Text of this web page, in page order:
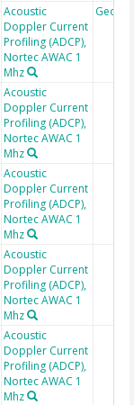
Acoustic
Doppler Current
Profiling (ADCP),
Nortec AWAC 1
Mhz
Acoustic
Doppler Current
Profiling (ADCP),
Nortec AWAC 1
Mhz
Acoustic
Doppler Current
Profiling (ADCP),
Nortec AWAC 1
Mhz
Acoustic
Doppler Current
Profiling (ADCP),
Nortec AWAC 1
Mhz
Acoustic
Doppler Current
Profiling (ADCP),
Nortec AWAC 1
Mhz